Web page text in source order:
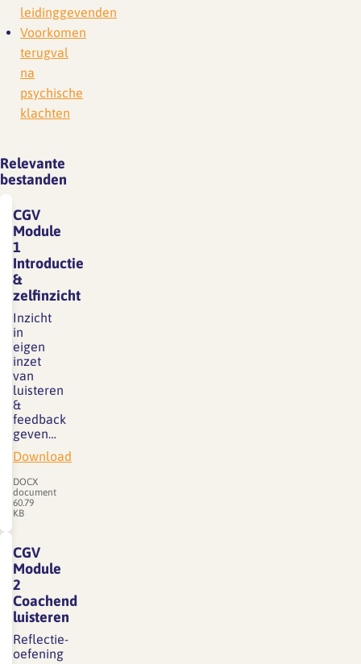
leidinggevenden
Voorkomen
terugval
na
psychische
klachten
Relevante
bestanden
CGV
Module
1
Introductie
&
zelfinzicht
Inzicht
in
eigen
inzet
van
luisteren
&
feedback
geven…
Download
DOCX
document
60.79
KB
CGV
Module
2
Coachend
luisteren
Reflectie-
oefening